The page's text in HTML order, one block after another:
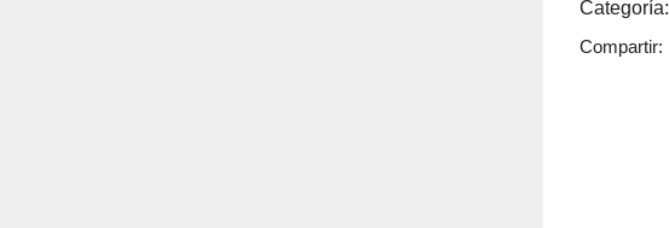
Categoría:
Compartir: